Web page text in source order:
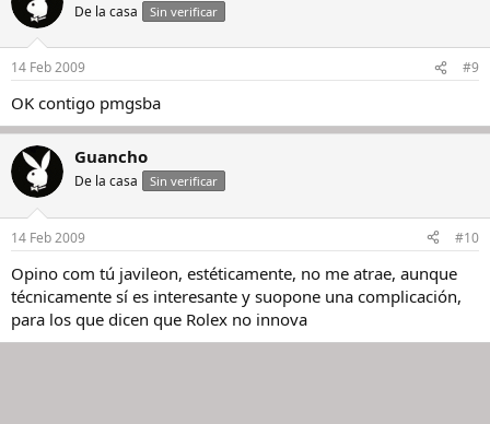
De la casa Sin verificar
14 Feb 2009 #9
OK contigo pmgsba
Guancho
De la casa Sin verificar
14 Feb 2009 #10
Opino com tú javileon, estéticamente, no me atrae, aunque
técnicamente sí es interesante y suopone una complicación,
para los que dicen que Rolex no innova